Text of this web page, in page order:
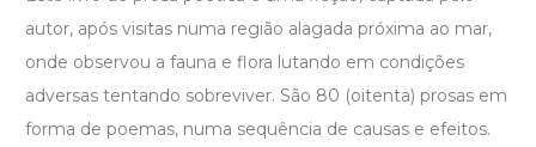
autor, após visitas numa região alagada próxima ao mar,
onde observou a fauna e flora lutando em condições
adversas tentando sobreviver. São 80 (oitenta) prosas em
forma de poemas, numa sequência de causas e efeitos.